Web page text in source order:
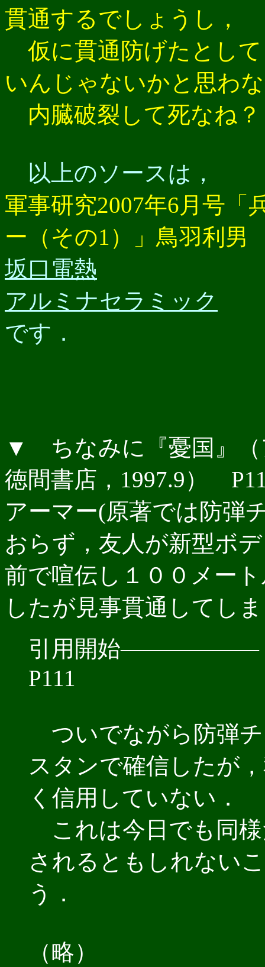
貫通するでしょうし，
仮に貫通防げたとし
いんじゃないかと思わ
内臓破裂して死なね？
以上のソースは，
軍事研究2007年6月号「
ー（その1）」鳥羽利男
坂口電熱
アルミナセラミック
です．
▼ ちなみに『憂国』（
徳間書店，1997.9）
アーマー(原著では防弾
おらず，友人が新型ボ
前で喧伝し１００メー
したが見事貫通してし
引用開始――――――
P111
ついでながら防弾
スタンで確信したが
く信用していない．
これは今日でも同
されるともしれない
う．
（略）